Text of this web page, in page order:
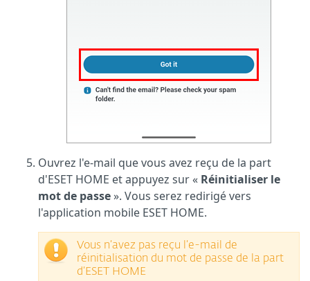
Ouvrez l'e-mail que vous avez reçu de la part
d'ESET HOME et appuyez sur « Réinitialiser le
mot de passe». Vous serez redirigé vers
l'application mobile ESET HOME.
Vous n’avez pas reçu l’e-mail de
réinitialisation du mot de passe de la part
d’ESET HOME